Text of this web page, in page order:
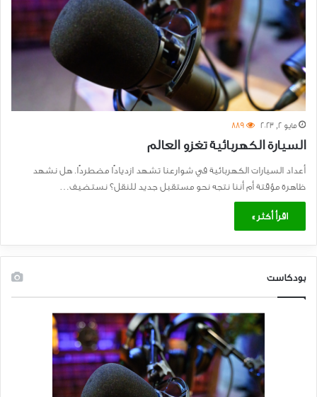
مايو 2, 2023 889
السيارة الكهربائية تغزو العالم
أعداد السيارات الكهربائية في شوارعنا تشهد ازديادًا مضطردًا. هل نشهد
ظاهرة مؤقتة أم أننا نتجه نحو مستقبل جديد للنقل؟ نستضيف…
اقرأ أكثر »
بودكاست